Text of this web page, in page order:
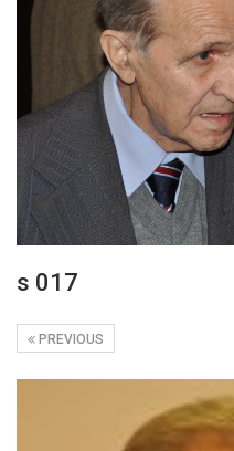
s 017
PREVIOUS